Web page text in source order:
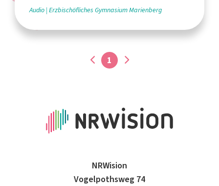
Audio Erzbischöfliches Gymnasium Marienberg
1
NRWision
Vogelpothsweg 74